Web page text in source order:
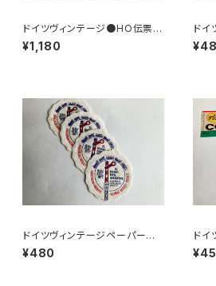
ドイツヴィンテージ●HO伝票9
0枚
¥1,180
ドイ
ース
ドイツヴィンテージペーパーコ
ースター鉄道4枚組
¥480
ドイ
ラベ
ーラ